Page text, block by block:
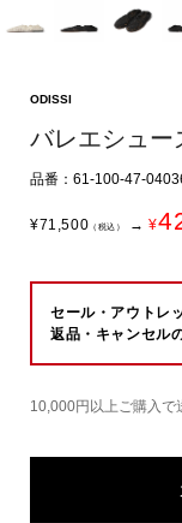
ODISSI
バレエシュー
品番：61-100-47-
¥71,500 （税込） → ¥
セール・アウトレ
返品・キャンセル
10,000円以上ご購入で